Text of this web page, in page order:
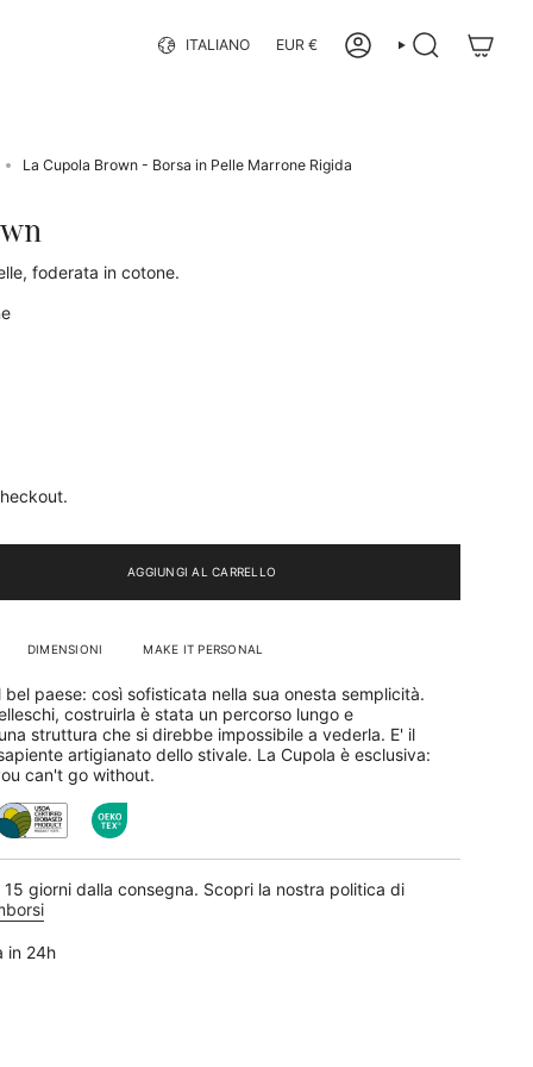
Lingua
ITALIANO Valuta
EUR € ACCOUNTCERCA
La Cupola Brown - Borsa in Pelle Marrone Rigida
foderata in cotone.
AGGIUNGI AL CARRELLO
DIMENSIONI MAKE IT PERSONAL
paese: così sofisticata nella sua onesta semplicità.
costruirla è stata un percorso lungo e
struttura che si direbbe impossibile a vederla. E' il
artigianato dello stivale. La Cupola è esclusiva:
can't go without.
giorni dalla consegna. Scopri la nostra politica di
in 24h